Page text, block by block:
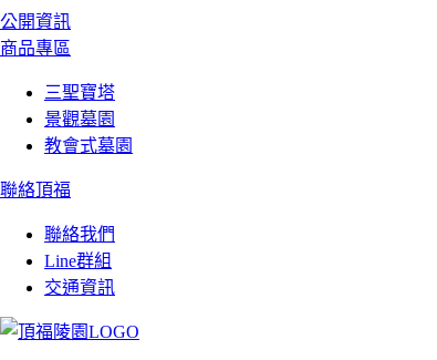
公開資訊
商品專區
三聖寶塔
景觀墓園
教會式墓園
聯絡頂福
聯絡我們
Line群組
交通資訊